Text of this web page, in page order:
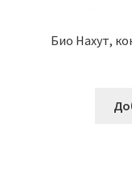
Био Нахут,